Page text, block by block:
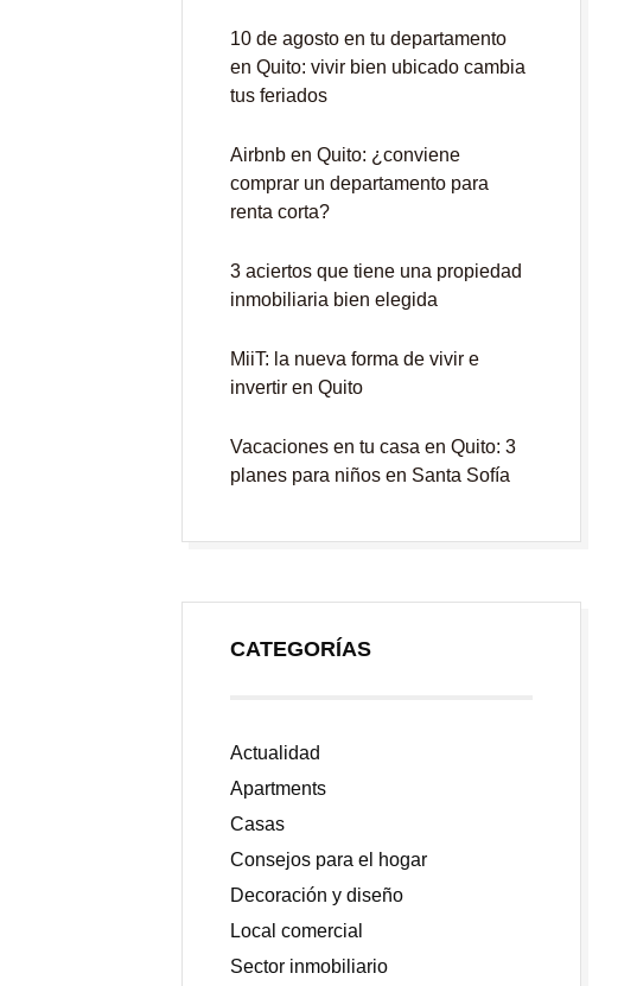
10 de agosto en tu departamento
en Quito: vivir bien ubicado cambia
tus feriados
Airbnb en Quito: ¿conviene
comprar un departamento para
renta corta?
3 aciertos que tiene una propiedad
inmobiliaria bien elegida
MiiT: la nueva forma de vivir e
invertir en Quito
Vacaciones en tu casa en Quito: 3
planes para niños en Santa Sofía
CATEGORÍAS
Actualidad
Apartments
Casas
Consejos para el hogar
Decoración y diseño
Local comercial
Sector inmobiliario